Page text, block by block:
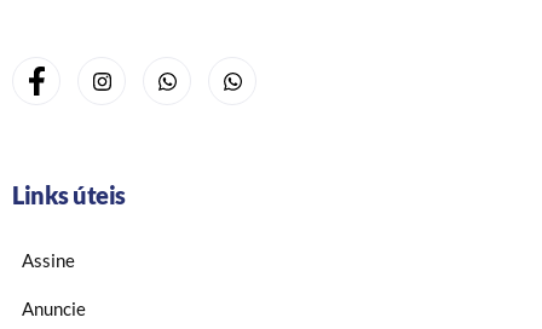
Links úteis
Assine
Anuncie